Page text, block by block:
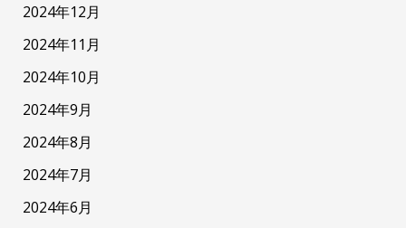
2024年12月
2024年11月
2024年10月
2024年9月
2024年8月
2024年7月
2024年6月